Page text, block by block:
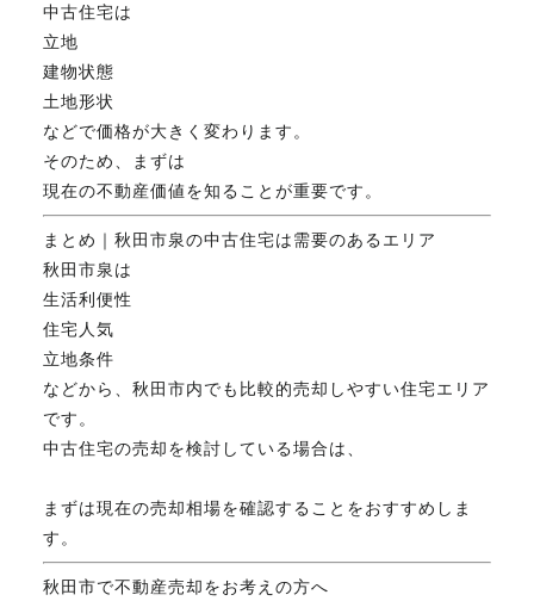
中古住宅は
立地
建物状態
土地形状
などで価格が大きく変わります。
そのため、まずは
現在の不動産価値を知ることが重要です。
まとめ｜秋田市泉の中古住宅は需要のあるエリア
秋田市泉は
生活利便性
住宅人気
立地条件
などから、秋田市内でも比較的売却しやすい住宅エリア
です。
中古住宅の売却を検討している場合は、
まずは現在の売却相場を確認することをおすすめしま
す。
秋田市で不動産売却をお考えの方へ